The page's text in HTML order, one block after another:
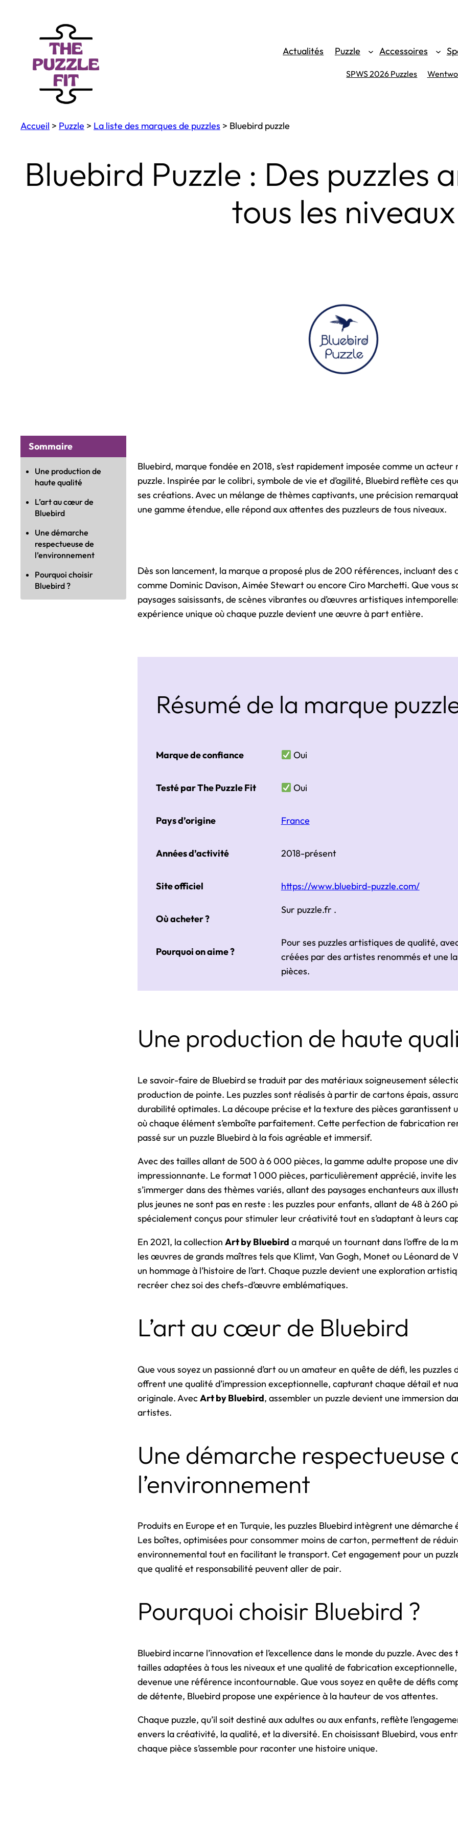
Actualités
Puzzle Accessoires
SPWS 2026 Puzzles
Accueil > Puzzle > La liste des marques de puzzles > Bluebird puzzle
Bluebird Puzzle : Des puzzles
tous les niveaux
Sommaire
Une production de
haute qualité
L’art au cœur de
Bluebird
Une démarche
respectueuse de
l’environnement
Pourquoi choisir
Bluebird ?
Bluebird, marque fondée en 2018, s’est rapidement imposée comme un acteur
puzzle. Inspirée par le colibri, symbole de vie et d’agilité, Bluebird reflète ces
ses créations. Avec un mélange de thèmes captivants, une précision
une gamme étendue, elle répond aux attentes des puzzleurs de tous niveaux.
Dès son lancement, la marque a proposé plus de 200 références, incluant des
comme Dominic Davison, Aimée Stewart ou encore Ciro Marchetti. Que vous
paysages saisissants, de scènes vibrantes ou d’œuvres artistiques
expérience unique où chaque puzzle devient une œuvre à part entière.
Résumé de la marque
Marque de confiance Oui
Testé par The Puzzle Fit Oui
Pays d’origine France
Années d’activité 2018-présent
Site officiel https://www.bluebird-puzzle.com/
Où acheter ?
Sur puzzle.fr .
Pourquoi on aime ?
Pour ses puzzles artistiques de qualité,
créées par des artistes renommés et une
pièces.
Une production de haute
Le savoir-faire de Bluebird se traduit par des matériaux soigneusement
production de pointe. Les puzzles sont réalisés à partir de cartons épais,
durabilité optimales. La découpe précise et la texture des pièces garantissent
où chaque élément s’emboîte parfaitement. Cette perfection de fabrication
passé sur un puzzle Bluebird à la fois agréable et immersif.
Avec des tailles allant de 500 à 6 000 pièces, la gamme adulte propose une
impressionnante. Le format 1 000 pièces, particulièrement apprécié, invite les
s’immerger dans des thèmes variés, allant des paysages enchanteurs aux
plus jeunes ne sont pas en reste : les puzzles pour enfants, allant de 48 à 260
spécialement conçus pour stimuler leur créativité tout en s’adaptant à leurs
En 2021, la collectionArt by Bluebird a marqué un tournant dans l’offre de la
les œuvres de grands maîtres tels que Klimt, Van Gogh, Monet ou Léonard de
un hommage à l’histoire de l’art. Chaque puzzle devient une exploration
recréer chez soi des chefs-d’œuvre emblématiques.
L’art au cœur de Bluebird
Que vous soyez un passionné d’art ou un amateur en quête de défi, les
offrent une qualité d’impression exceptionnelle, capturant chaque détail et
originale. AvecArt by Bluebird, assembler un puzzle devient une immersion
artistes.
Une démarche respectueuse
l’environnement
Produits en Europe et en Turquie, les puzzles Bluebird intègrent une
Les boîtes, optimisées pour consommer moins de carton, permettent de
environnemental tout en facilitant le transport. Cet engagement pour un
que qualité et responsabilité peuvent aller de pair.
Pourquoi choisir Bluebird ?
Bluebird incarne l’innovation et l’excellence dans le monde du puzzle. Avec
tailles adaptées à tous les niveaux et une qualité de fabrication
devenue une référence incontournable. Que vous soyez en quête de défis
de détente, Bluebird propose une expérience à la hauteur de vos attentes.
Chaque puzzle, qu’il soit destiné aux adultes ou aux enfants, reflète
envers la créativité, la qualité, et la diversité. En choisissant Bluebird, vous
chaque pièce s’assemble pour raconter une histoire unique.